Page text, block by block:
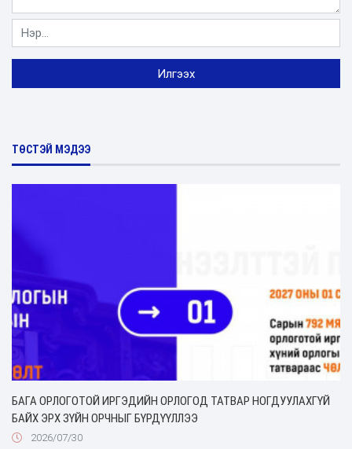
ТӨСТЭЙ МЭДЭЭ
БАГА ОРЛОГОТОЙ ИРГЭДИЙН ОРЛОГОД ТАТВАР НОГДУУЛАХГҮЙ
БАЙХ ЭРХ ЗҮЙН ОРЧНЫГ БҮРДҮҮЛЛЭЭ
2026/07/30